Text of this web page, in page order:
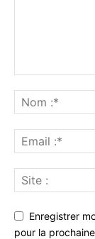
Enregistrer
pour la